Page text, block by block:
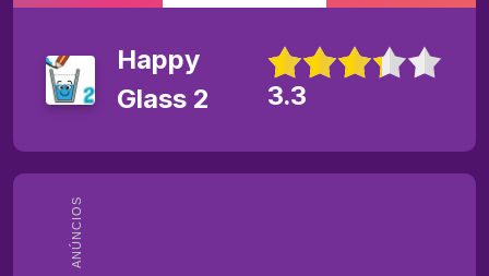
ANÚNCIOS
Happy
Glass 2
3.3